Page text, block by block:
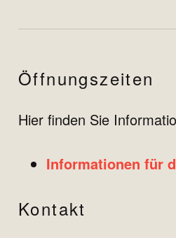
Öffnungszeiten
Hier finden Sie
Informationen für
Kontakt